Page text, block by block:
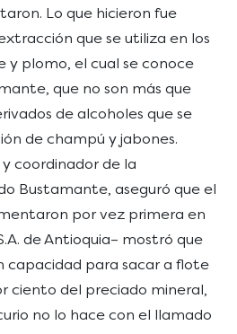
Lo que hicieron fue
que se utiliza en los
y plomo, el cual se conoce
que no son más que
de alcoholes que se
de champú y jabones.
coordinador de la
Bustamante, aseguró que el
por vez primera en
de Antioquia– mostró que
capacidad para sacar a flote
ciento del preciado mineral,
no lo hace con el llamado